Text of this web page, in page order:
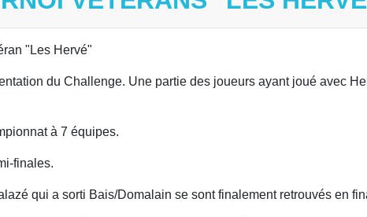
"Les Hervé"
du Challenge. Une partie des joueurs ayant joué avec
à 7 équipes.
finales.
qui a sorti Bais/Domalain se sont finalement retrouvés en